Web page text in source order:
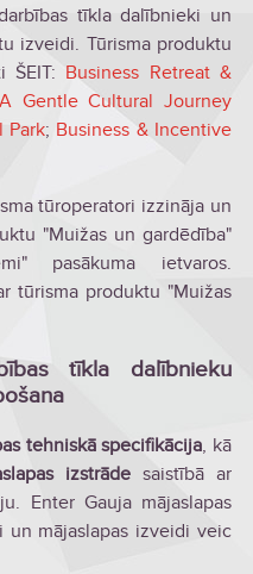
tīkla dalībnieki un
izveidi. Tūrisma produktu
ŠEIT: Business Retreat &
A Gentle Cultural Journey
Park; Business & Incentive
tūroperatori izzināja un
"Muižas un gardēdība"
pasākuma ietvaros.
tūrisma produktu "Muižas
tīkla dalībnieku
tehniskā specifikācija, kā
izstrāde saistībā ar
Enter Gauja mājaslapas
un mājaslapas izveidi veic